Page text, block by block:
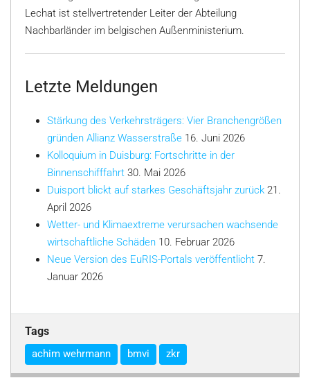
Lechat ist stellvertretender Leiter der Abteilung
Nachbarländer im belgischen Außenministerium.
Letzte Meldungen
Stärkung des Verkehrsträgers: Vier Branchengrößen
gründen Allianz Wasserstraße 16. Juni 2026
Kolloquium in Duisburg: Fortschritte in der
Binnenschifffahrt 30. Mai 2026
Duisport blickt auf starkes Geschäftsjahr zurück 21.
April 2026
Wetter- und Klimaextreme verursachen wachsende
wirtschaftliche Schäden 10. Februar 2026
Neue Version des EuRIS-Portals veröffentlicht 7.
Januar 2026
Tags
achim wehrmann bmvi zkr